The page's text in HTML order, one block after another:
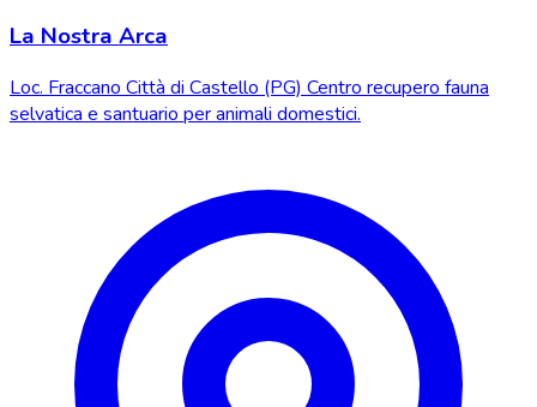
La Nostra Arca
Loc. Fraccano Città di Castello (PG) Centro recupero fauna
selvatica e santuario per animali domestici.